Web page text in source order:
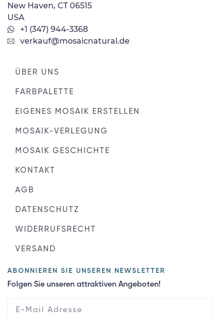
New Haven, CT 06515
USA
+1 (347) 944-3368
verkauf@mosaicnatural.de
ÜBER UNS
FARBPALETTE
EIGENES MOSAIK ERSTELLEN
MOSAIK-VERLEGUNG
MOSAIK GESCHICHTE
KONTAKT
AGB
DATENSCHUTZ
WIDERRUFSRECHT
VERSAND
ABONNIEREN SIE UNSEREN NEWSLETTER
Folgen Sie unseren attraktiven Angeboten!